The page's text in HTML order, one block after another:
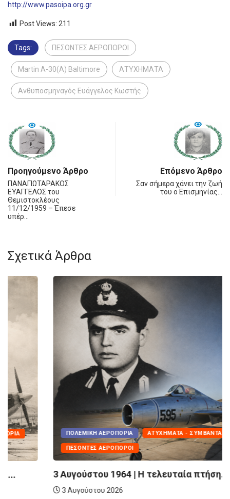
http://www.pasoipa.org.gr
Post Views: 211
Tags: ΠΕΣΟΝΤΕΣ ΑΕΡΟΠΟΡΟΙ
Martin A-30(A) Baltimore ΑΤΥΧΗΜΑΤΑ
Ανθυποσμηναγός Ευάγγελος Κωστής
Προηγούμενο Άρθρο
ΠΑΝΑΓΙΩΤΑΡΑΚΟΣ
ΕΥΑΓΓΕΛΟΣ του
Θεμιστοκλέους
11/12/1959 – Έπεσε
υπέρ…
Επόμενο Άρθρο
Σαν σήμερα χάνει την ζωή
του ο Επισμηνίας…
Σχετικά Άρθρα
ΠΟΛΕΜΙΚΉ ΑΕΡΟΠΟΡΊΑ ΑΤΥΧΉΜΑΤΑ - ΣΥΜΒΆΝΤΑ
ΠΕΣΌΝΤΕΣ ΑΕΡΟΠΌΡΟΙ
3 Αυγούστου 1964 | Η τελευταία πτήση...
3 Αυγούστου 2026